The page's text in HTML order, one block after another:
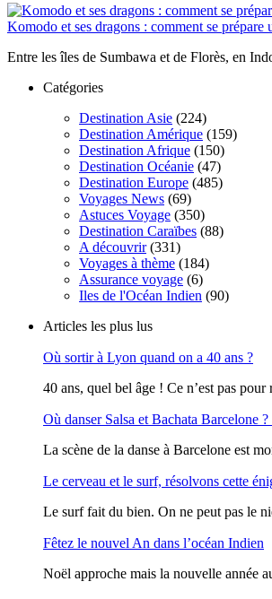
Komodo et ses dragons : comment se prépare
Entre les îles de Sumbawa et de Florès, en
Catégories
Destination Asie (224)
Destination Amérique (159)
Destination Afrique (150)
Destination Océanie (47)
Destination Europe (485)
Voyages News (69)
Astuces Voyage (350)
Destination Caraïbes (88)
A découvrir(331)
Voyages à thème (184)
Assurance voyage (6)
Iles de l'Océan Indien (90)
Articles les plus lus
Où sortir à Lyon quand on a 40 ans ?
40 ans, quel bel âge ! Ce n’est pas
Où danser Salsa et Bachata Barcelone
La scène de la danse à Barcelone est
Le cerveau et le surf, résolvons cette
Le surf fait du bien. On ne peut pas le
Fêtez le nouvel An dans l’océan Indien
Noël approche mais la nouvelle année